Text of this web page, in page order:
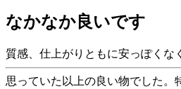
なかなか良いです
質感、仕上がりともに安っぽくな
思っていた以上の良い物でした。